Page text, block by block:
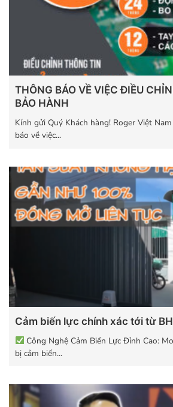
THÔNG BÁO VỀ VIỆC ĐIỀU
BẢO HÀNH
Kính gửi Quý Khách hàng! Roger Việt
báo về việc...
Cảm biến lực chính xác tới từ
Công Nghệ Cảm Biến Lực Đỉnh Cao:
bị cảm biến...